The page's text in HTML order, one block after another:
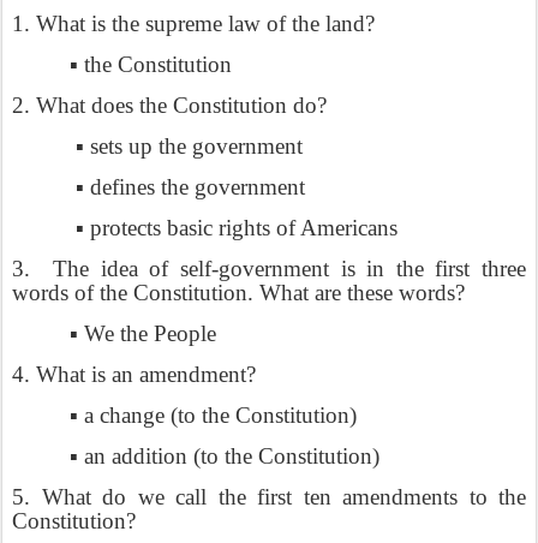
1. What is the supreme law of the land?
▪ the Constitution
2. What does the Constitution do?
▪ sets up the government
▪ defines the government
▪ protects basic rights of Americans
3.
The idea of self-government is in the first three
words of the Constitution. What are these words?
▪ We the People
4. What is an amendment?
▪ a change (to the Constitution)
▪ an addition (to the Constitution)
5. What do we call the first ten amendments to the
Constitution?